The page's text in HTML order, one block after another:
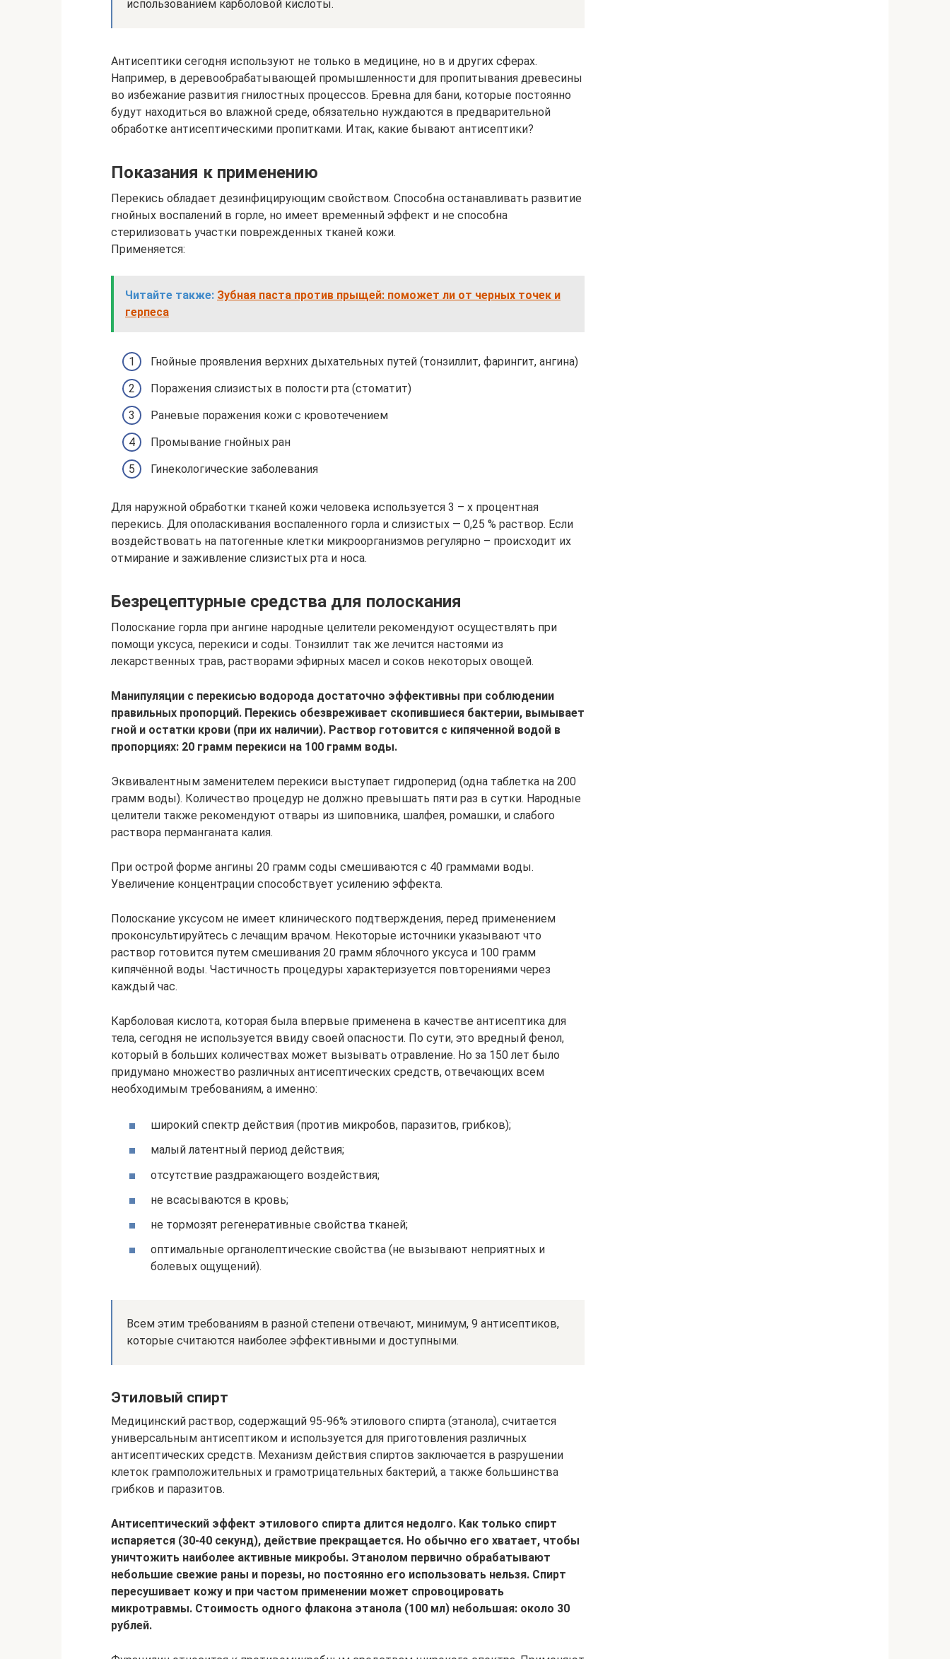
использованием карболовой кислоты.
Антисептики сегодня используют не только в медицине, но в и других сферах.
Например, в деревообрабатывающей промышленности для пропитывания древесины
во избежание развития гнилостных процессов. Бревна для бани, которые постоянно
будут находиться во влажной среде, обязательно нуждаются в предварительной
обработке антисептическими пропитками. Итак, какие бывают антисептики?
Показания к применению
Перекись обладает дезинфицирующим свойством. Способна останавливать развитие
гнойных воспалений в горле, но имеет временный эффект и не способна
стерилизовать участки поврежденных тканей кожи.
Применяется:
Читайте также: Зубная паста против прыщей: поможет ли от черных точек и
герпеса
Гнойные проявления верхних дыхательных путей (тонзиллит, фарингит, ангина)
Поражения слизистых в полости рта (стоматит)
Раневые поражения кожи с кровотечением
Промывание гнойных ран
Гинекологические заболевания
Для наружной обработки тканей кожи человека используется 3 – х процентная
перекись. Для ополаскивания воспаленного горла и слизистых — 0,25 % раствор. Если
воздействовать на патогенные клетки микроорганизмов регулярно – происходит их
отмирание и заживление слизистых рта и носа.
Безрецептурные средства для полоскания
Полоскание горла при ангине народные целители рекомендуют осуществлять при
помощи уксуса, перекиси и соды. Тонзиллит так же лечится настоями из
лекарственных трав, растворами эфирных масел и соков некоторых овощей.
Манипуляции с перекисью водорода достаточно эффективны при соблюдении
правильных пропорций. Перекись обезвреживает скопившиеся бактерии, вымывает
гной и остатки крови (при их наличии). Раствор готовится с кипяченной водой в
пропорциях: 20 грамм перекиси на 100 грамм воды.
Эквивалентным заменителем перекиси выступает гидроперид (одна таблетка на 200
грамм воды). Количество процедур не должно превышать пяти раз в сутки. Народные
целители также рекомендуют отвары из шиповника, шалфея, ромашки, и слабого
раствора перманганата калия.
При острой форме ангины 20 грамм соды смешиваются с 40 граммами воды.
Увеличение концентрации способствует усилению эффекта.
Полоскание уксусом не имеет клинического подтверждения, перед применением
проконсультируйтесь с лечащим врачом. Некоторые источники указывают что
раствор готовится путем смешивания 20 грамм яблочного уксуса и 100 грамм
кипячённой воды. Частичность процедуры характеризуется повторениями через
каждый час.
Карболовая кислота, которая была впервые применена в качестве антисептика для
тела, сегодня не используется ввиду своей опасности. По сути, это вредный фенол,
который в больших количествах может вызывать отравление. Но за 150 лет было
придумано множество различных антисептических средств, отвечающих всем
необходимым требованиям, а именно:
широкий спектр действия (против микробов, паразитов, грибков);
малый латентный период действия;
отсутствие раздражающего воздействия;
не всасываются в кровь;
не тормозят регенеративные свойства тканей;
оптимальные органолептические свойства (не вызывают неприятных и
болевых ощущений).
Всем этим требованиям в разной степени отвечают, минимум, 9 антисептиков,
которые считаются наиболее эффективными и доступными.
Этиловый спирт
Медицинский раствор, содержащий 95-96% этилового спирта (этанола), считается
универсальным антисептиком и используется для приготовления различных
антисептических средств. Механизм действия спиртов заключается в разрушении
клеток грамположительных и грамотрицательных бактерий, а также большинства
грибков и паразитов.
Антисептический эффект этилового спирта длится недолго. Как только спирт
испаряется (30-40 секунд), действие прекращается. Но обычно его хватает, чтобы
уничтожить наиболее активные микробы. Этанолом первично обрабатывают
небольшие свежие раны и порезы, но постоянно его использовать нельзя. Спирт
пересушивает кожу и при частом применении может спровоцировать
микротравмы. Стоимость одного флакона этанола (100 мл) небольшая: около 30
рублей.